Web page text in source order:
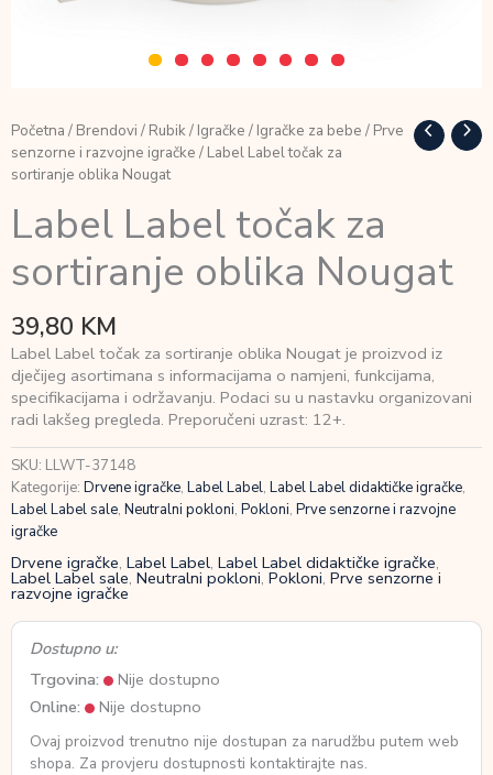
Početna / Brendovi / Rubik/ Igračke / Igračke za bebe / Prve
senzorne i razvojne igračke / Label Label točak za
sortiranje oblika Nougat
Label Label točak za
sortiranje oblika Nougat
39,80 KM
Label Label točak za sortiranje oblika Nougat je proizvod iz
dječijeg asortimana s informacijama o namjeni, funkcijama,
specifikacijama i održavanju. Podaci su u nastavku organizovani
radi lakšeg pregleda. Preporučeni uzrast: 12+.
SKU: LLWT-37148
Kategorije: Drvene igračke, Label Label, Label Label didaktičke igračke,
Label Label sale, Neutralni pokloni, Pokloni, Prve senzorne i razvojne
igračke
Drvene igračke, Label Label, Label Label didaktičke igračke,
Label Label sale, Neutralni pokloni, Pokloni, Prve senzorne i
razvojne igračke
Dostupno u:
Trgovina:
Nije dostupno
Online:
Nije dostupno
Ovaj proizvod trenutno nije dostupan za narudžbu putem web
shopa. Za provjeru dostupnosti kontaktirajte nas.